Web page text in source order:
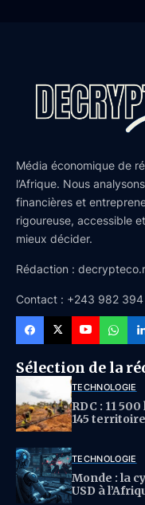
Média économique de
l’Afrique. Nous
financières et
rigoureuse, accessible
mieux décider.
Rédaction :
Contact : +243 982
Sélection de la
TECHNOLOGIE
RDC : 11
145
TECHNOLOGIE
Monde : la
USD à